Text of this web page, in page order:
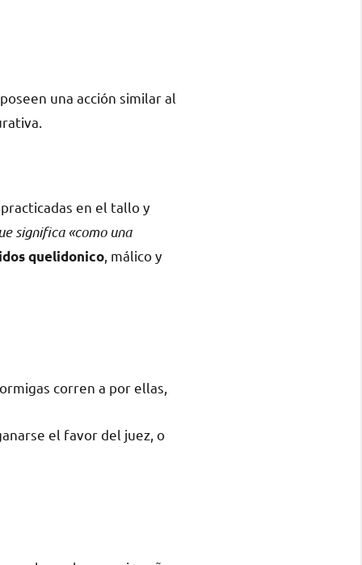
una acción similar al
en el tallo y
significa «como una
quelidonico, málico y
corren a por ellas,
el favor del juez, o